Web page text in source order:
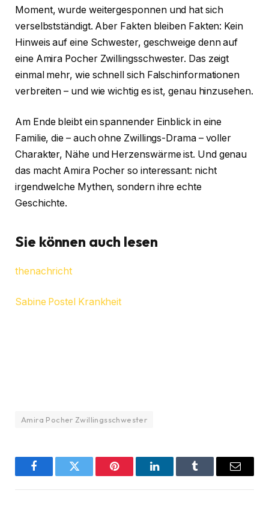
Moment, wurde weitergesponnen und hat sich
verselbstständigt. Aber Fakten bleiben Fakten: Kein
Hinweis auf eine Schwester, geschweige denn auf
eine Amira Pocher Zwillingsschwester. Das zeigt
einmal mehr, wie schnell sich Falschinformationen
verbreiten – und wie wichtig es ist, genau hinzusehen.
Am Ende bleibt ein spannender Einblick in eine
Familie, die – auch ohne Zwillings-Drama – voller
Charakter, Nähe und Herzenswärme ist. Und genau
das macht Amira Pocher so interessant: nicht
irgendwelche Mythen, sondern ihre echte
Geschichte.
Sie können auch lesen
thenachricht
Sabine Postel Krankheit
Amira Pocher Zwillingsschwester
FacebookTwitter Pinterest LinkedInTumblr Email